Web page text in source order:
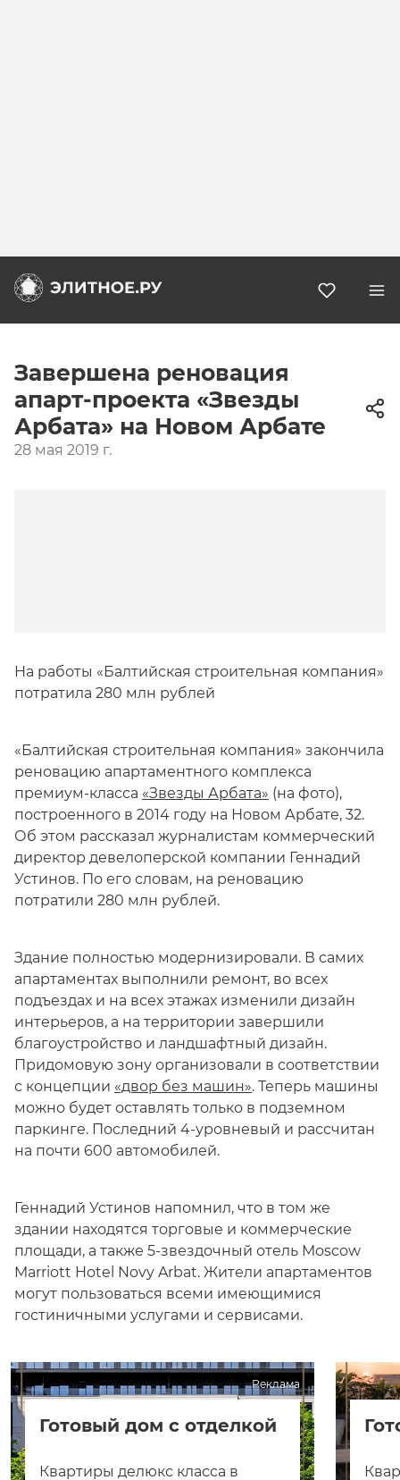
Завершена реновация
апарт-проекта «Звезды
Арбата» на Новом Арбате
28 мая 2019 г.
На работы «Балтийская строительная компания»
потратила 280 млн рублей
«Балтийская строительная компания» закончила
реновацию апартаментного комплекса
премиум-класса «Звезды Арбата» (на фото),
построенного в 2014 году на Новом Арбате, 32.
Об этом рассказал журналистам коммерческий
директор девелоперской компании Геннадий
Устинов. По его словам, на реновацию
потратили 280 млн рублей.
Здание полностью модернизировали. В самих
апартаментах выполнили ремонт, во всех
подъездах и на всех этажах изменили дизайн
интерьеров, а на территории завершили
благоустройство и ландшафтный дизайн.
Придомовую зону организовали в соответствии
с концепции «двор без машин». Теперь машины
можно будет оставлять только в подземном
паркинге. Последний 4-уровневый и рассчитан
на почти 600 автомобилей.
Геннадий Устинов напомнил, что в том же
здании находятся торговые и коммерческие
площади, а также 5-звездочный отель Moscow
Marriott Hotel Novy Arbat. Жители апартаментов
могут пользоваться всеми имеющимися
гостиничными услугами и сервисами.
Реклама
Готовый дом с отделкой
Квартиры делюкс класса в